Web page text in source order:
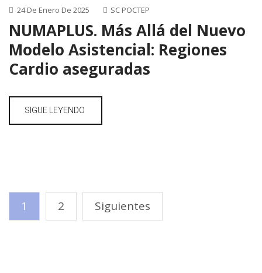
24 De Enero De 2025 SC POCTEP
NUMAPLUS. Más Allá del Nuevo
Modelo Asistencial: Regiones
Cardio aseguradas
SIGUE LEYENDO
1 2 Siguientes